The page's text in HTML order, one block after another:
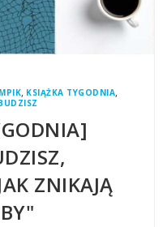
, KSIĄŻKA TYGODNIA,
ZNIKAJĄ